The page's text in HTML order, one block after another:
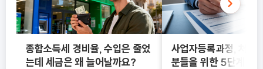
종합소득세 경비율, 수입은 줄었
는데 세금은 왜 늘어날까요?
사업자등록과정, 처음
분들을 위한 5단계 정